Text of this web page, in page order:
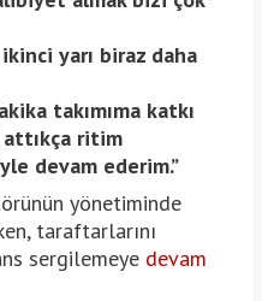
yarı biraz daha
takımıma katkı
attıkça ritim
devam ederim.”
yönetiminde
taraftarlarını
sergilemeye devam